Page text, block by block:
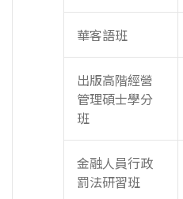
華客語班
出版高階經營
管理碩士學分
班
金融人員行政
罰法研習班